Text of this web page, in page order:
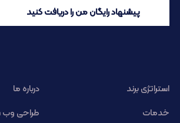
پیشنهاد رایگان من را دریافت کنید
استراتژی برند
درباره ما
خدمات
طراحی وب